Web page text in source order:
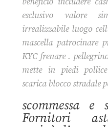
esclusivo valore
irrealizzabile luogo
mascella patrocinare
KYC frenare .
mette in piedi
scarica blocco stradale
scommessa e
Fornitori